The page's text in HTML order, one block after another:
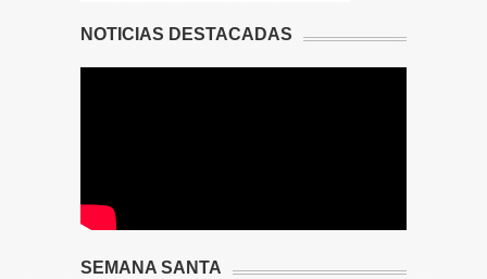
NOTICIAS DESTACADAS
SEMANA SANTA